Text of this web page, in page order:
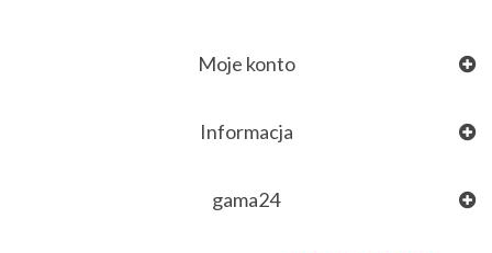
Moje konto
Informacja
gama24